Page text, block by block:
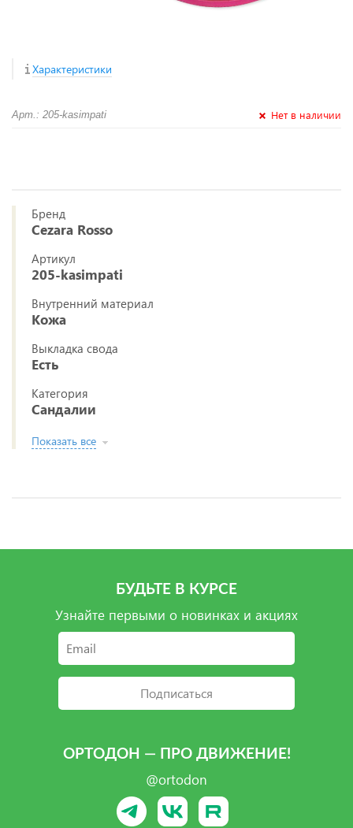
Характеристики
Арт.: 205-kasimpati Нет в наличии
Бренд
Cezara Rosso
Артикул
205-kasimpati
Внутренний материал
Кожа
Выкладка свода
Есть
Категория
Сандалии
Показать все
БУДЬТЕ В КУРСЕ
Узнайте первыми о новинках и акциях
Подписаться
ОРТОДОН — ПРО ДВИЖЕНИЕ!
@ortodon